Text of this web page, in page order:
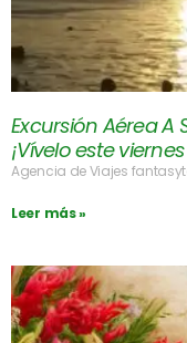
Excursión Aérea A
¡Vívelo este
Agencia de Viajes
Leer más »